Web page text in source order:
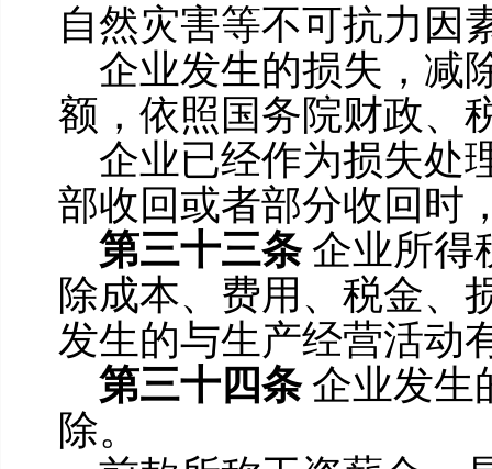
自然灾害等不可抗力因
企业发生的损失，减
额，依照国务院财政、
企业已经作为损失处
部收回或者部分收回时
第三十三条 企业所得
除成本、费用、税金、
发生的与生产经营活动
第三十四条 企业发生
除。